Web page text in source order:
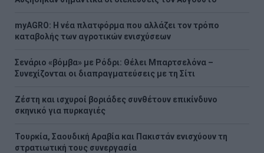
myAGRO: Η νέα πλατφόρμα που αλλάζει τον τρόπο
καταβολής των αγροτικών ενισχύσεων
Σενάριο «βόμβα» με Ρόδρι: Θέλει Μπαρτσελόνα –
Συνεχίζονται οι διαπραγματεύσεις με τη Σίτι
Ζέστη και ισχυροί βοριάδες συνθέτουν επικίνδυνο
σκηνικό για πυρκαγιές
Τουρκία, Σαουδική Αραβία και Πακιστάν ενισχύουν τη
στρατιωτική τους συνεργασία